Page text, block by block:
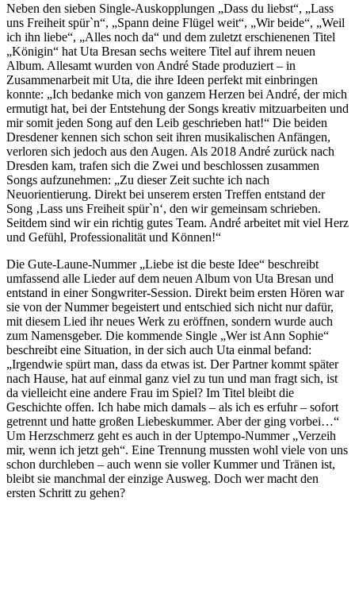
Neben den sieben Single-Auskopplungen „Dass du liebst“, „Lass
uns Freiheit spür`n“, „Spann deine Flügel weit“, „Wir beide“, „Weil
ich ihn liebe“, „Alles noch da“ und dem zuletzt erschienenen Titel
„Königin“ hat Uta Bresan sechs weitere Titel auf ihrem neuen
Album. Allesamt wurden von André Stade produziert – in
Zusammenarbeit mit Uta, die ihre Ideen perfekt mit einbringen
konnte: „Ich bedanke mich von ganzem Herzen bei André, der mich
ermutigt hat, bei der Entstehung der Songs kreativ mitzuarbeiten und
mir somit jeden Song auf den Leib geschrieben hat!“ Die beiden
Dresdener kennen sich schon seit ihren musikalischen Anfängen,
verloren sich jedoch aus den Augen. Als 2018 André zurück nach
Dresden kam, trafen sich die Zwei und beschlossen zusammen
Songs aufzunehmen: „Zu dieser Zeit suchte ich nach
Neuorientierung. Direkt bei unserem ersten Treffen entstand der
Song ‚Lass uns Freiheit spür`n‘, den wir gemeinsam schrieben.
Seitdem sind wir ein richtig gutes Team. André arbeitet mit viel Herz
und Gefühl, Professionalität und Können!“
Die Gute-Laune-Nummer „Liebe ist die beste Idee“ beschreibt
umfassend alle Lieder auf dem neuen Album von Uta Bresan und
entstand in einer Songwriter-Session. Direkt beim ersten Hören war
sie von der Nummer begeistert und entschied sich nicht nur dafür,
mit diesem Lied ihr neues Werk zu eröffnen, sondern wurde auch
zum Namensgeber. Die kommende Single „Wer ist Ann Sophie“
beschreibt eine Situation, in der sich auch Uta einmal befand:
„Irgendwie spürt man, dass da etwas ist. Der Partner kommt später
nach Hause, hat auf einmal ganz viel zu tun und man fragt sich, ist
da vielleicht eine andere Frau im Spiel? Im Titel bleibt die
Geschichte offen. Ich habe mich damals – als ich es erfuhr – sofort
getrennt und hatte großen Liebeskummer. Aber der ging vorbei…“
Um Herzschmerz geht es auch in der Uptempo-Nummer „Verzeih
mir, wenn ich jetzt geh“. Eine Trennung mussten wohl viele von uns
schon durchleben – auch wenn sie voller Kummer und Tränen ist,
bleibt sie manchmal der einzige Ausweg. Doch wer macht den
ersten Schritt zu gehen?